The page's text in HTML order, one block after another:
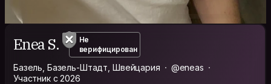
Enea S.
Не
верифицирован
Базель, Базель-Штадт, Швейцария
@eneas
Участник с 2026